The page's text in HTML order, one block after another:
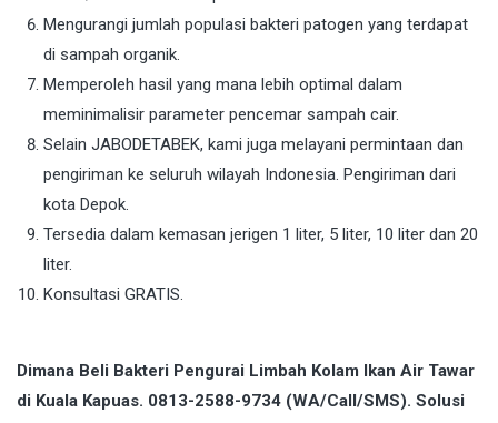
Mengurangi jumlah populasi bakteri patogen yang terdapat
di sampah organik.
Memperoleh hasil yang mana lebih optimal dalam
meminimalisir parameter pencemar sampah cair.
Selain JABODETABEK, kami juga melayani permintaan dan
pengiriman ke seluruh wilayah Indonesia. Pengiriman dari
kota Depok.
Tersedia dalam kemasan jerigen 1 liter, 5 liter, 10 liter dan 20
liter.
Konsultasi GRATIS.
Dimana Beli Bakteri Pengurai Limbah Kolam Ikan Air Tawar
di Kuala Kapuas. 0813-2588-9734 (WA/Call/SMS). Solusi